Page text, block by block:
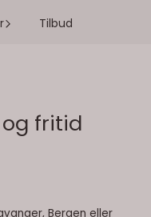
Tilbud
og fritid
Bergen eller